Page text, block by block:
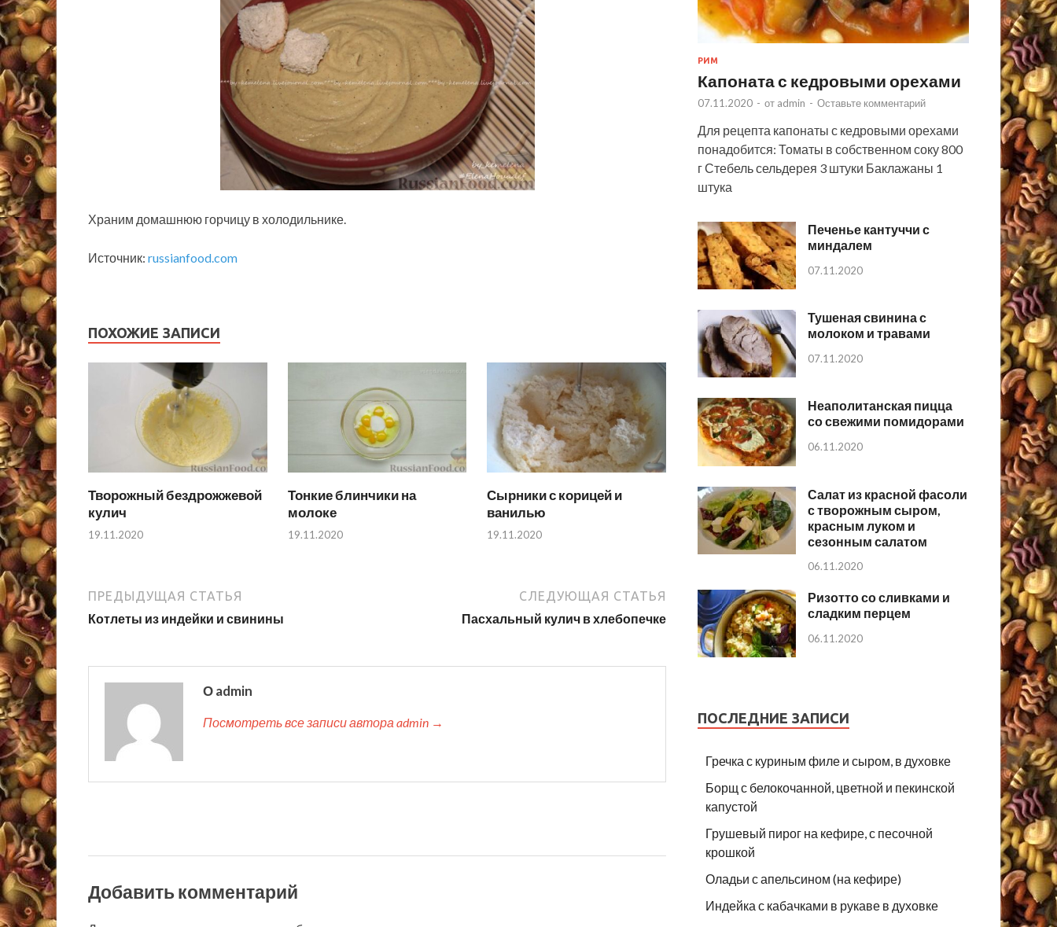
Храним домашнюю горчицу в холодильнике.
Источник: russianfood.com
ПОХОЖИЕ ЗАПИСИ
Творожный бездрожжевой
кулич
19.11.2020
Тонкие блинчики на
молоке
19.11.2020
Сырники с корицей и
ванилью
19.11.2020
ПРЕДЫДУЩАЯ СТАТЬЯ
Котлеты из индейки и свинины
СЛЕДУЮЩАЯ СТАТЬЯ
Пасхальный кулич в хлебопечке
О admin
Посмотреть все записи автора admin →
Добавить комментарий
РИМ
Капоната с кедровыми орехами
07.11.2020 - от admin - Оставьте комментарий
Для рецепта капонаты с кедровыми орехами
понадобится: Томаты в собственном соку 800
г Стебель сельдерея 3 штуки Баклажаны 1
штука
Печенье кантуччи с
миндалем
07.11.2020
Тушеная свинина с
молоком и травами
07.11.2020
Неаполитанская пицца
со свежими помидорами
06.11.2020
Салат из красной фасоли
с творожным сыром,
красным луком и
сезонным салатом
06.11.2020
Ризотто со сливками и
сладким перцем
06.11.2020
ПОСЛЕДНИЕ ЗАПИСИ
Гречка с куриным филе и сыром, в духовке
Борщ с белокочанной, цветной и пекинской
капустой
Грушевый пирог на кефире, с песочной
крошкой
Оладьи с апельсином (на кефире)
Индейка с кабачками в рукаве в духовке